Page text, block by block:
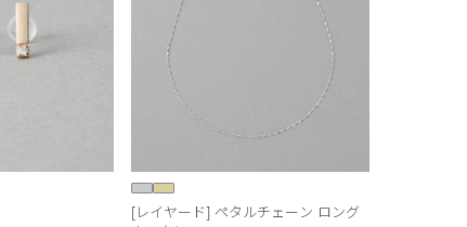
[レイヤード] ペタルチェーン ロング